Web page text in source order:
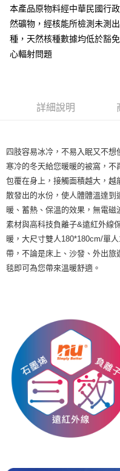
貨運
每筆NT$80，滿NT$490(含
海外宅配EMS
本產品原物料經中華民國行
然礦物，經核能所檢測未測
種，天然核種數據均低於豁
心輻射問題
詳細說明
四肢容易冰冷，不易入眠又不
寒冷的冬天給您暖暖的被窩，
包覆在身上，接觸面積越大，
散發出的水份，使人體體溫達
暖、蓄熱、保溫的效果，無電
素材與高科技負離子&遠紅外線
暖，大尺寸雙人180*180cm/單
帶，不論是床上、沙發、外出
毯即可為您帶來溫暖舒適。